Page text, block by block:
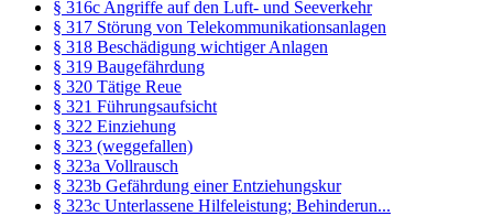
§ 316c Angriffe auf den Luft- und Seeverkehr
§ 317 Störung von Telekommunikationsanlagen
§ 318 Beschädigung wichtiger Anlagen
§ 319 Baugefährdung
§ 320 Tätige Reue
§ 321 Führungsaufsicht
§ 322 Einziehung
§ 323 (weggefallen)
§ 323a Vollrausch
§ 323b Gefährdung einer Entziehungskur
§ 323c Unterlassene Hilfeleistung; Behinderun...